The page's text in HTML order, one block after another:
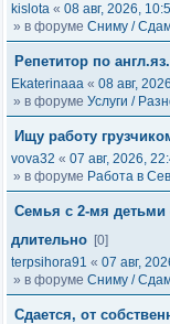
kislota « 08 авг, 2026,
» в форуме Сниму /
Репетитор по
Ekaterinaaa « 08 авг,
» в форуме Услуги /
Ищу работу
vova32 « 07 авг, 2026,
» в форуме Работа в
Семья с 2-мя детьми
длительно [0]
terpsihora91 « 07 авг,
» в форуме Сниму /
Сдается, от